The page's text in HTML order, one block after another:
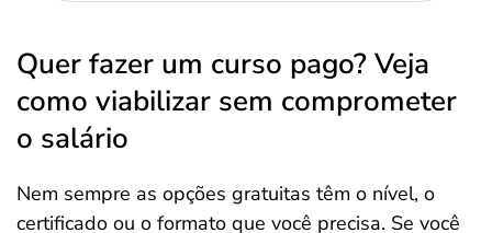
Quer fazer um curso pago? Veja
como viabilizar sem comprometer
o salário
Nem sempre as opções gratuitas têm o nível, o
certificado ou o formato que você precisa. Se você